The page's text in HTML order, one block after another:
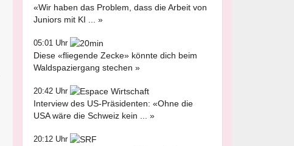
«Wir haben das Problem, dass die Arbeit von
Juniors mit KI ... »
05:01 Uhr
Diese «fliegende Zecke» könnte dich beim
Waldspaziergang stechen »
20:42 Uhr
Interview des US-Präsidenten: «Ohne die
USA wäre die Schweiz kein ... »
20:12 Uhr